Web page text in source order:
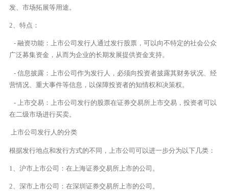
发、市场拓展等用途。
2、特点：
- 融资功能：上市公司发行人通过发行股票，可以向不特定的社会公众
广泛募集资金，从而为企业的长期发展提供资金支持。
- 信息披露：上市公司作为发行人，必须向投资者披露其财务状况、经
营情况、重大事件等信息，以保障投资者的知情权和决策权。
- 上市交易：上市公司发行的股票在证券交易所上市交易，投资者可以
在二级市场进行买卖。
上市公司发行人的分类
根据发行地点和发行方式的不同，上市公司可以进一步分为以下几类：
1、沪市上市公司：在上海证券交易所上市的公司。
2、深市上市公司：在深圳证券交易所上市的公司。